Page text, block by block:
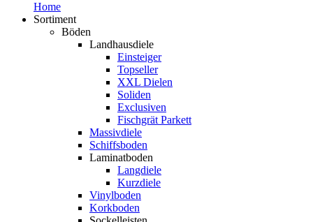
Home
Sortiment
Böden
Landhausdiele
Einsteiger
Topseller
XXL Dielen
Soliden
Exclusiven
Fischgrät Parkett
Massivdiele
Schiffsboden
Laminatboden
Langdiele
Kurzdiele
Vinylboden
Korkboden